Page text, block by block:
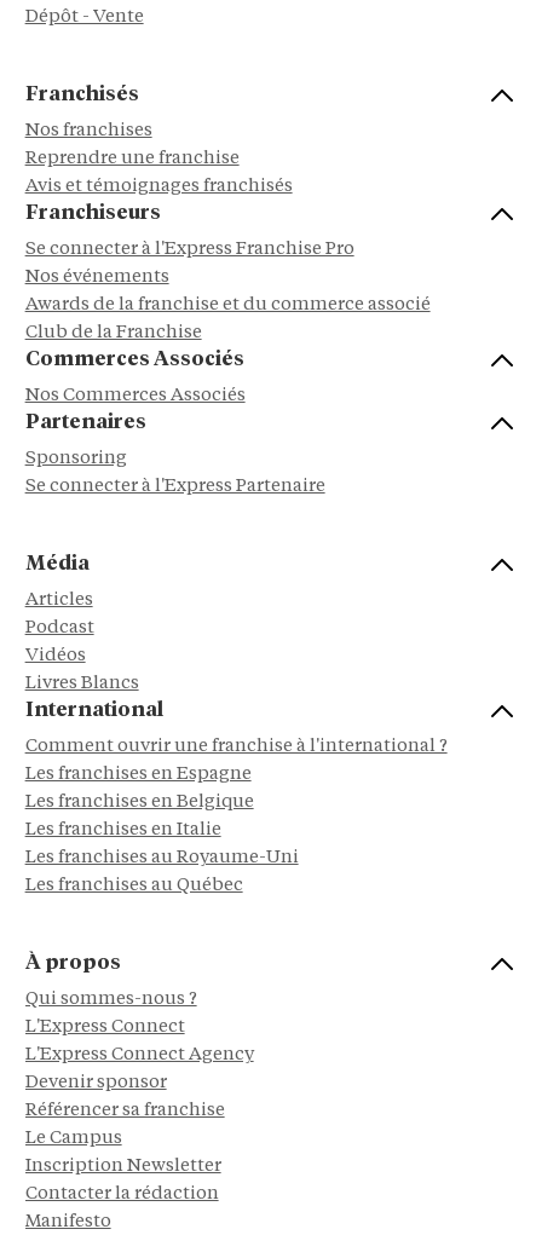
Dépôt - Vente
Franchisés
Nos franchises
Reprendre une franchise
Avis et témoignages franchisés
Franchiseurs
Se connecter à l'Express Franchise Pro
Nos événements
Awards de la franchise et du commerce associé
Club de la Franchise
Commerces Associés
Nos Commerces Associés
Partenaires
Sponsoring
Se connecter à l'Express Partenaire
Média
Articles
Podcast
Vidéos
Livres Blancs
International
Comment ouvrir une franchise à l'international ?
Les franchises en Espagne
Les franchises en Belgique
Les franchises en Italie
Les franchises au Royaume-Uni
Les franchises au Québec
À propos
Qui sommes-nous ?
L'Express Connect
L'Express Connect Agency
Devenir sponsor
Référencer sa franchise
Le Campus
Inscription Newsletter
Contacter la rédaction
Manifesto